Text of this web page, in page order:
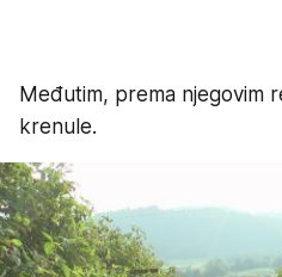
Međutim, prema njegovim
krenule.